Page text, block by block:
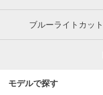
ブルーライトカット
モデルで探す